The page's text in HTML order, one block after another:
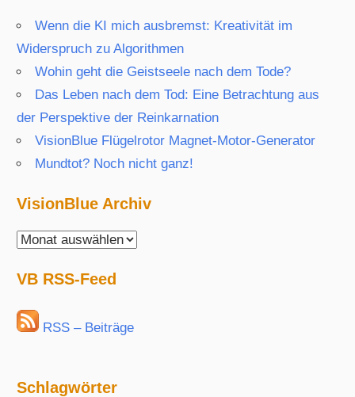
Wenn die KI mich ausbremst: Kreativität im
Widerspruch zu Algorithmen
Wohin geht die Geistseele nach dem Tode?
Das Leben nach dem Tod: Eine Betrachtung aus
der Perspektive der Reinkarnation
VisionBlue Flügelrotor Magnet-Motor-Generator
Mundtot? Noch nicht ganz!
VisionBlue Archiv
VisionBlue
VB RSS-Feed
RSS – Beiträge
Schlagwörter